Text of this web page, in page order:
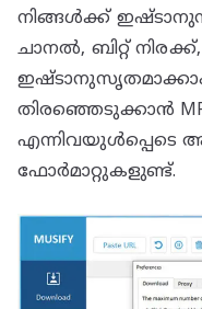
നിങ്ങൾക്ക്
ചാനൽ, ബിറ്റ്
തിരഞ്ഞെടുക്കാൻ MP3,
എന്നിവയുൾപ്പെടെ
ഫോർമാറ്റുകളുണ്ട്.